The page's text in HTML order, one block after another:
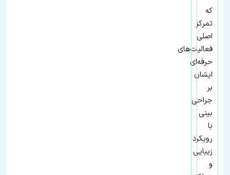
که
تمرکز
اصلی
فعالیت‌های
حرفه‌ای
ایشان
بر
جراحی
بینی
با
رویکرد
زیبایی
و